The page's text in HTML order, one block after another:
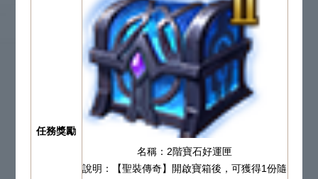
任務獎勵
名稱：2階寶石好運匣
說明：【聖裝傳奇】開啟寶箱後，可獲得1份隨